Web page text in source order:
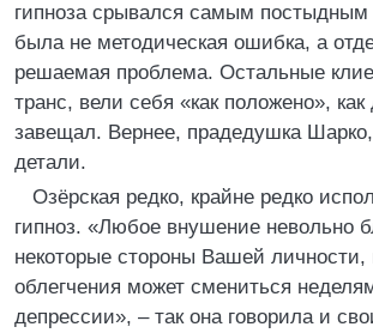
гипноза срывался самым
была не методическая ошибка, а
решаемая проблема. Остальные
транс, вели себя «как положено»,
завещал. Вернее, прадедушка
детали.
Озёрская редко, крайне редко
гипноз. «Любое внушение невольно
некоторые стороны Вашей личности,
облегчения может смениться
депрессии», – так она говорила и